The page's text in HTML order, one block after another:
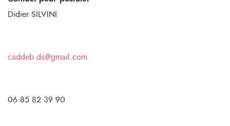
Didier SILVINI
caddeb.ds@gmail.com
06 85 82 39 90